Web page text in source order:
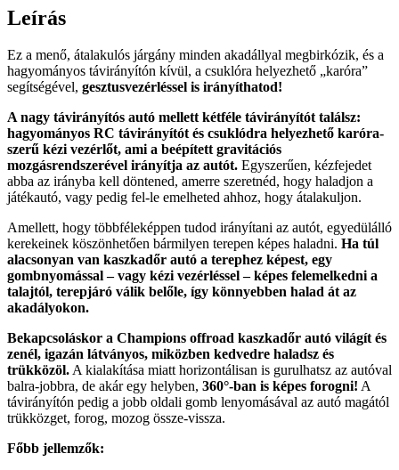
Leírás
Ez a menő, átalakulós járgány minden akadállyal megbirkózik, és a
hagyományos távirányítón kívül, a csuklóra helyezhető „karóra”
segítségével, gesztusvezérléssel is irányíthatod!
A nagy távirányítós autó mellett kétféle távirányítót találsz:
hagyományos RC távirányítót és csuklódra helyezhető karóra-
szerű kézi vezérlőt, ami a beépített gravitációs
mozgásrendszerével irányítja az autót. Egyszerűen, kézfejedet
abba az irányba kell döntened, amerre szeretnéd, hogy haladjon a
játékautó, vagy pedig fel-le emelheted ahhoz, hogy átalakuljon.
Amellett, hogy többféleképpen tudod irányítani az autót, egyedülálló
kerekeinek köszönhetően bármilyen terepen képes haladni. Ha túl
alacsonyan van kaszkadőr autó a terephez képest, egy
gombnyomással – vagy kézi vezérléssel – képes felemelkedni a
talajtól, terepjáró válik belőle, így könnyebben halad át az
akadályokon.
Bekapcsoláskor a Champions offroad kaszkadőr autó világít és
zenél, igazán látványos, miközben kedvedre haladsz és
trükközöl.A kialakítása miatt horizontálisan is gurulhatsz az autóval
balra-jobbra, de akár egy helyben, 360°-ban is képes forogni! A
távirányítón pedig a jobb oldali gomb lenyomásával az autó magától
trükközget, forog, mozog össze-vissza.
Főbb jellemzők: